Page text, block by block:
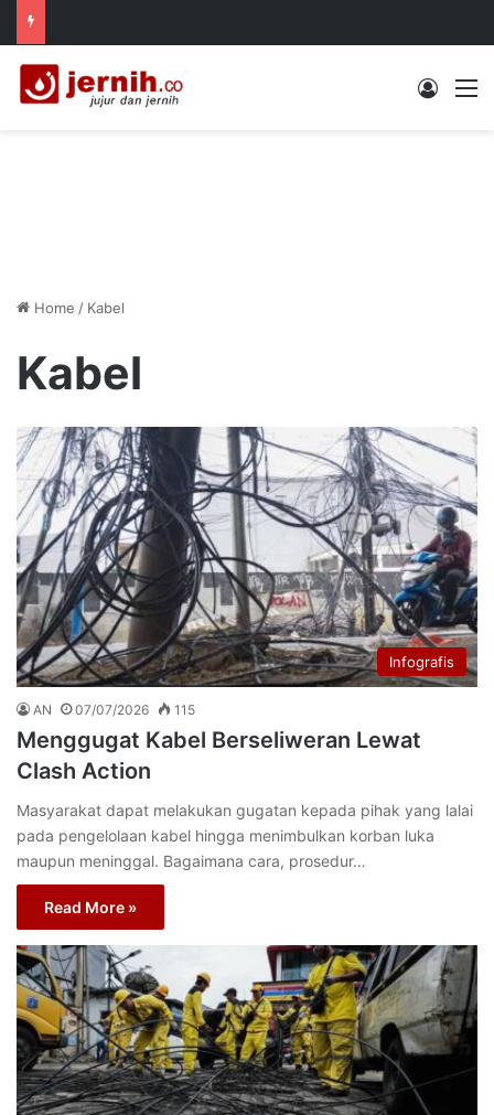
Log In
Home / Kabel
Kabel
Infografis
AN 07/07/2026 115
Menggugat Kabel Berseliweran Lewat
Clash Action
Masyarakat dapat melakukan gugatan kepada pihak yang lalai
pada pengelolaan kabel hingga menimbulkan korban luka
maupun meninggal. Bagaimana cara, prosedur…
Read More »